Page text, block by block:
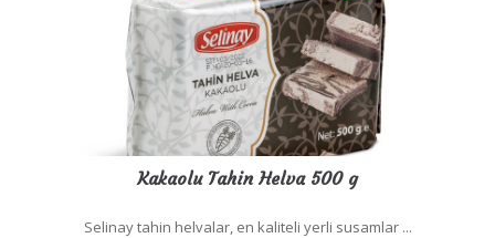
Kakaolu Tahin Helva 500 g
Selinay tahin helvalar, en kaliteli yerli susamlar ...